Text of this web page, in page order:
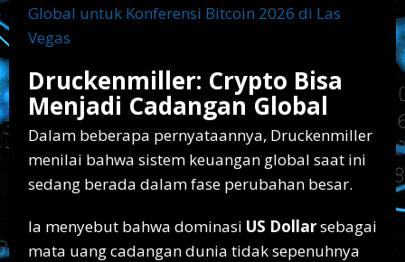
Global untuk Konferensi Bitcoin 2026 di Las
Vegas
Druckenmiller: Crypto Bisa
Menjadi Cadangan Global
Dalam beberapa pernyataannya, Druckenmiller
menilai bahwa sistem keuangan global saat ini
sedang berada dalam fase perubahan besar.
Ia menyebut bahwa dominasi US Dollarsebagai
mata uang cadangan dunia tidak sepenuhnya